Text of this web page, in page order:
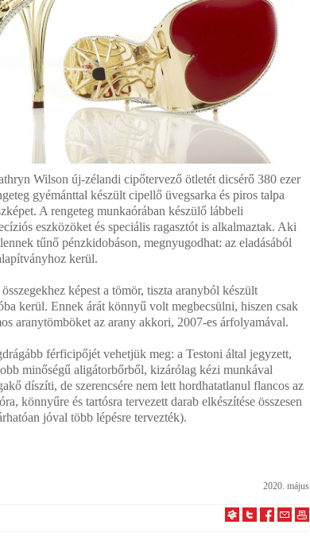
Wilson új-zélandi cipőtervező ötletét dicsérő 380 ezer
gyémánttal készült cipellő üvegsarka és piros talpa
A rengeteg munkaórában készülő lábbeli
eszközöket és speciális ragasztót is alkalmaztak. Aki
tűnő pénzkidobáson, megnyugodhat: az eladásából
kerül.
képest a tömör, tiszta aranyból készült
kerül. Ennek árát könnyű volt megbecsülni, hiszen csak
aranytömböket az arany akkori, 2007-es árfolyamával.
férficipőjét vehetjük meg: a Testoni által jegyzett,
minőségű aligátorbőrből, kizárólag kézi munkával
díszíti, de szerencsére nem lett hordhatatlanul flancos az
könnyűre és tartósra tervezett darab elkészítése összesen
jóval több lépésre tervezték).
2020. május